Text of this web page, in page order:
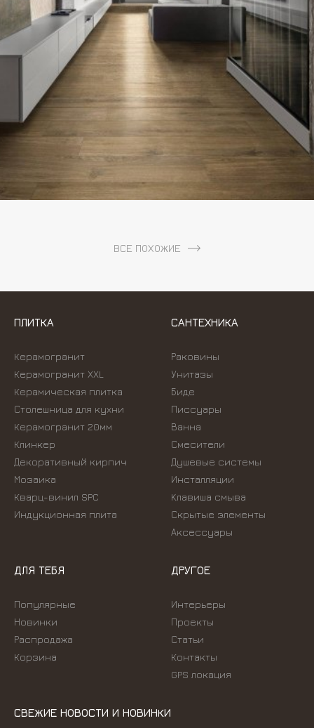
ВСЕ ПОХОЖИЕ
ПЛИТКА
Керамогранит
Керамогранит XXL
Керамическая плитка
Столешница для кухни
Керамогранит 20мм
Клинкер
Декоративный кирпич
Мозаика
Кварц-винил SPC
Индукционная плита
САНТЕХНИКА
Раковины
Унитазы
Биде
Писсуары
Ванна
Смесители
Душевые системы
Инсталляции
Kлавиша смыва
Скрытые элементы
Аксессуары
ДЛЯ ТЕБЯ
Популярные
Новинки
Распродажа
Корзина
ДРУГОЕ
Интерьеры
Проекты
Статьи
Контакты
GPS локация
СВЕЖИЕ НОВОСТИ И НОВИНКИ